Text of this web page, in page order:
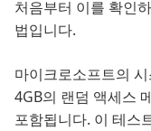
처음부터 이를 확인
법입니다.
마이크로소프트의
4GB의 랜덤 액세스
포함됩니다. 이 테스